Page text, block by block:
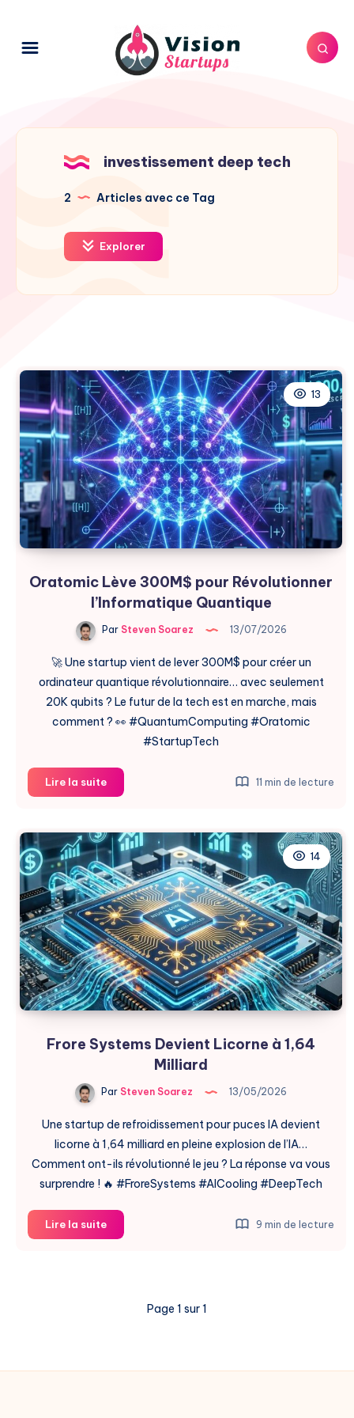
investissement deep tech
2 Articles avec ce Tag
Explorer
13
Oratomic Lève 300M$ pour Révolutionner
l’Informatique Quantique
ParSteven Soarez 13/07/2026
🚀 Une startup vient de lever 300M$ pour créer un
ordinateur quantique révolutionnaire… avec seulement
20K qubits ? Le futur de la tech est en marche, mais
comment ? 👀 #QuantumComputing #Oratomic
#StartupTech
Lire la suiteOratomic
Lève
pour
Révolutionner
l’Informatique
Quantique
11 min de lecture
14
Frore Systems Devient Licorne à 1,64
Milliard
Par Steven Soarez 13/05/2026
Une startup de refroidissement pour puces IA devient
licorne à 1,64 milliard en pleine explosion de l’IA…
Comment ont-ils révolutionné le jeu ? La réponse va vous
surprendre ! 🔥 #FroreSystems #AICooling #DeepTech
Lire la suiteFrore
Systems
9 min de lecture
Page 1 sur 1